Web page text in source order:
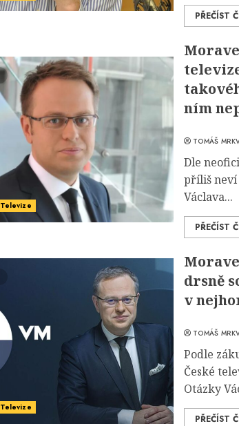
PŘEČÍST
Televize
ním
TOMÁŠ
Dle
příliš neví
Václava...
PŘEČÍST
Televize
drsně
v
TOMÁŠ
Podle
České
Otázky
PŘEČÍST